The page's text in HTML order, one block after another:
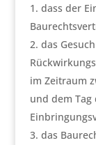
dass der
das
im Zeitraum
und dem
das